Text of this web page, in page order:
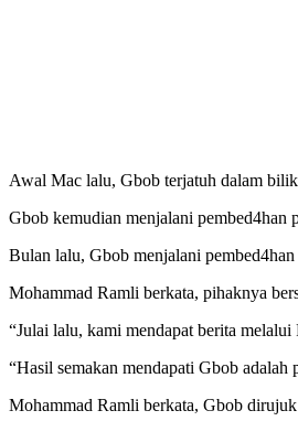
Awal Mac lalu, Gbob terjatuh dalam
Gbob kemudian menjalani pembed4han
Bulan lalu, Gbob menjalani
Mohammad Ramli berkata, pihaknya
“Julai lalu, kami mendapat berita
“Hasil semakan mendapati Gbob
Mohammad Ramli berkata, Gbob